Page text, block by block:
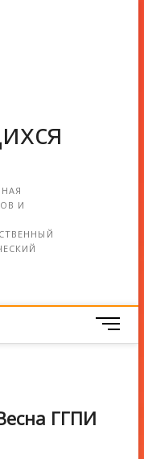
И
М
е
ГГПИ